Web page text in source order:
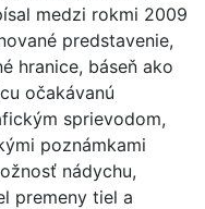
medzi rokmi 2009
predstavenie,
hranice, báseň ako
očakávanú
sprievodom,
poznámkami
nádychu,
premeny tiel a